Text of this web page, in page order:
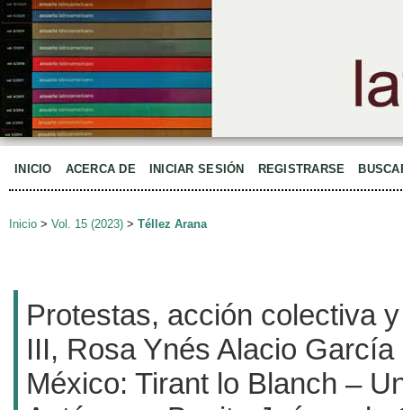
INICIO ACERCA DE INICIAR SESIÓN REGISTRARSE
Inicio > Vol. 15 (2023) > Téllez Arana
Protestas, acción colectiva
III, Rosa Ynés Alacio
México: Tirant lo Blanch –